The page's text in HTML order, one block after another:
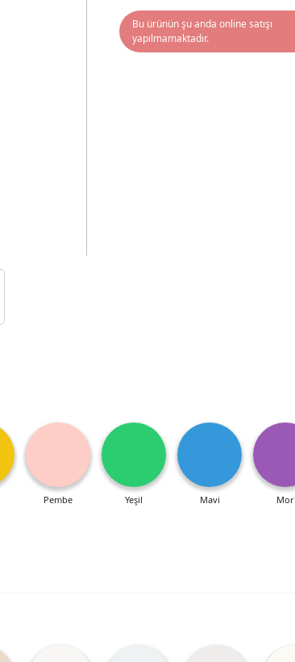
Bu ürünün şu anda online satışı
yapılmamaktadır.
Pembe Yeşil Mavi Mor